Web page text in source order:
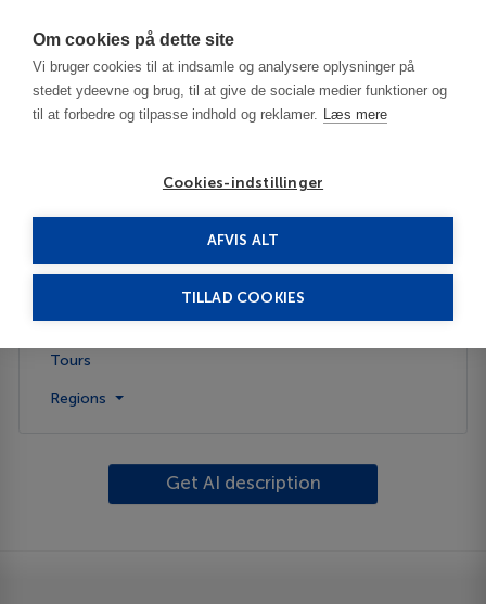
Om cookies på dette site
Vi bruger cookies til at indsamle og analysere oplysninger på
stedet ydeevne og brug, til at give de sociale medier funktioner og
til at forbedre og tilpasse indhold og reklamer. Læs mere
Cookies-indstillinger
AFVIS ALT
TILLAD COOKIES
Description
Tours
Regions
Get AI description